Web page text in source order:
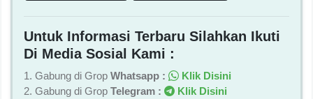
Untuk Informasi Terbaru Silahkan Ikuti
Di Media Sosial Kami :
1. Gabung di Grop Whatsapp :
Klik Disini
2. Gabung di Grop Telegram :
Klik Disini